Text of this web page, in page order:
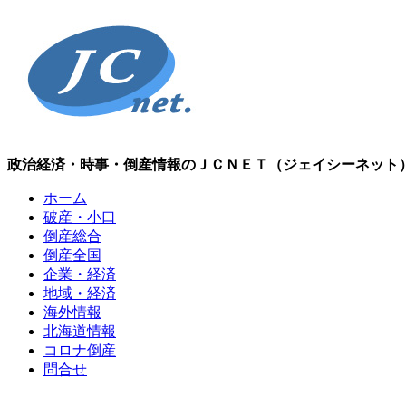
政治経済・時事・倒産情報のＪＣＮＥＴ（ジェイシーネット）
ホーム
破産・小口
倒産総合
倒産全国
企業・経済
地域・経済
海外情報
北海道情報
コロナ倒産
問合せ